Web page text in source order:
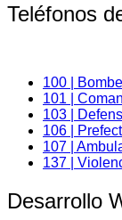
Teléfonos
100 |
101 |
103 |
106 |
107 |
137 |
Desarrollo